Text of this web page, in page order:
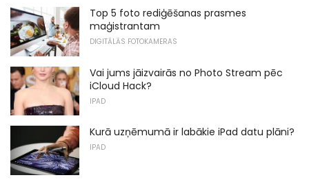
Top 5 foto rediģēšanas prasmes
maģistrantam
DIGITĀLĀS FOTOKAMERAS
Vai jums jāizvairās no Photo Stream pēc
iCloud Hack?
IPAD
Kurā uzņēmumā ir labākie iPad datu plāni?
IPAD